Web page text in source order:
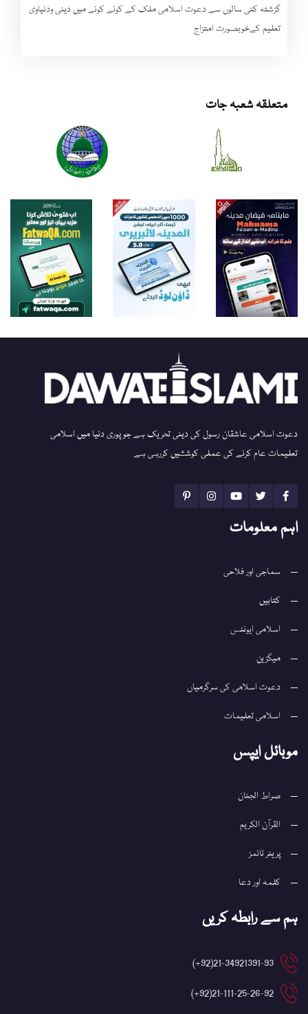
گزشتہ کئی سالوں سے دعوت اسلامی ملک کے کونے کونے میں دینی ودنیاوی
تعلیم کےخوبصورت امتزاج
متعلقہ شعبہ جات
دعوت اسلامی عاشقان رسول کی دینی تحریک ہے جو پوری دنیا میں اسلامی
تعلیمات عام کرنے کی عملی کوششیں کررہی ہے
اہم معلومات
سماجی اور فلاحی
کتابیں
اسلامی ایونٹس
میگزین
دعوت اسلامی کی سرگرمیاں
اسلامی تعلیمات
موبائل ایپس
صراط الجنان
القرآن الکریم
پریئر ٹائمز
کلمہ اور دعا
ہم سے رابطہ کریں
21-34921391-93(92+)
21-111-25-26-92(92+)